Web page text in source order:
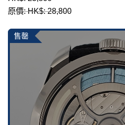
原價: HK$: 28,800
售罄